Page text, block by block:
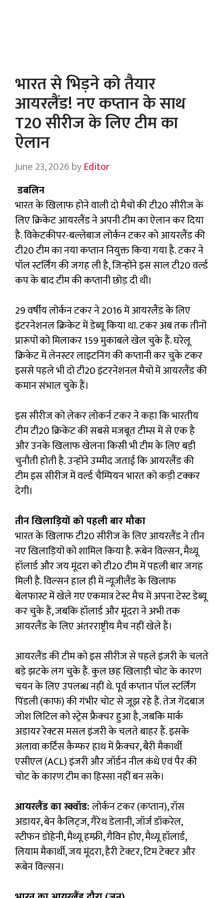
भारत से भिड़ने को तैयार
आयरलैंड! नए कप्तान के साथ
T20 सीरीज के लिए टीम का
ऐलान
June 23, 2026byEditor
डबलिन
भारत के खिलाफ होने वाली दो मैचों की टी20 सीरीज के
लिए क्रिकेट आयरलैंड ने अपनी टीम का ऐलान कर दिया
है. विकेटकीपर-बल्लेबाज लोर्कन टकर को आयरलैंड की
टी20 टीम का नया कप्तान नियुक्त किया गया है. टकर ने
पॉल स्टर्लिंग की जगह ली है, जिन्होंने इस साल टी20 वर्ल्ड
कप के बाद टीम की कप्तानी छोड़ दी थी।
29 वर्षीय लोर्कन टकर ने 2016 में आयरलैंड के लिए
इंटरनेशनल क्रिकेट में डेब्यू किया था. टकर अब तक तीनों
प्रारूपों को मिलाकर 159 मुकाबले खेल चुके हैं. घरेलू
क्रिकेट में लेनस्टर लाइटनिंग की कप्तानी कर चुके टकर
इससे पहले भी दो टी20 इंटरनेशनल मैचों में आयरलैंड की
कमान संभाल चुके हैं।
इस सीरीज को लेकर लोकर्न टकर ने कहा कि भारतीय
टीम टी20 क्रिकेट की सबसे मजबूत टीम्स में से एक है
और उनके खिलाफ खेलना किसी भी टीम के लिए बड़ी
चुनौती होती है. उन्होंने उम्मीद जताई कि आयरलैंड की
टीम इस सीरीज में वर्ल्ड चैम्पियन भारत को कड़ी टक्कर
देगी।
तीन खिलाड़ियों को पहली बार मौका
भारत के खिलाफ टी20 सीरीज के लिए आयरलैंड ने तीन
नए खिलाड़ियों को शामिल किया है. रूबेन विल्सन, मैथ्यू
हॉलार्ड और जय मूंदरा को टी20 टीम में पहली बार जगह
मिली है. विल्सन हाल ही में न्यूजीलैंड के खिलाफ
बेलफास्ट में खेले गए एकमात्र टेस्ट मैच में अपना टेस्ट डेब्यू
कर चुके हैं, जबकि हॉलार्ड और मूंदरा ने अभी तक
आयरलैंड के लिए अंतरराष्ट्रीय मैच नहीं खेले हैं।
आयरलैंड की टीम को इस सीरीज से पहले इंजरी के चलते
बड़े झटके लग चुके हैं. कुल छह खिलाड़ी चोट के कारण
चयन के लिए उपलब्ध नहीं थे. पूर्व कप्तान पॉल स्टर्लिंग
पिंडली (काफ) की गंभीर चोट से जूझ रहे हैं. तेज गेंदबाज
जोश लिटिल को स्ट्रेस फ्रैक्चर हुआ है, जबकि मार्क
अडायर रेक्टस मसल इंजरी के चलते बाहर हैं. इसके
अलावा कर्टिस कैम्फर हाथ में फ्रैक्चर, बैरी मैकार्थी
एसीएल (ACL) इंजरी और जॉर्डन नील कंधे एवं पैर की
चोट के कारण टीम का हिस्सा नहीं बन सके।
आयरलैंड का स्क्वॉड:लोर्कन टकर (कप्तान), रॉस
अडायर, बेन कैलिट्ज, गैरेथ डेलानी, जॉर्ज डॉकरेल,
स्टीफन डोहेनी, मैथ्यू हम्फ्री, गैविन होए, मैथ्यू हॉलार्ड,
लियाम मैकार्थी, जय मूंदरा, हैरी टेक्टर, टिम टेक्टर और
रूबेन विल्सन।